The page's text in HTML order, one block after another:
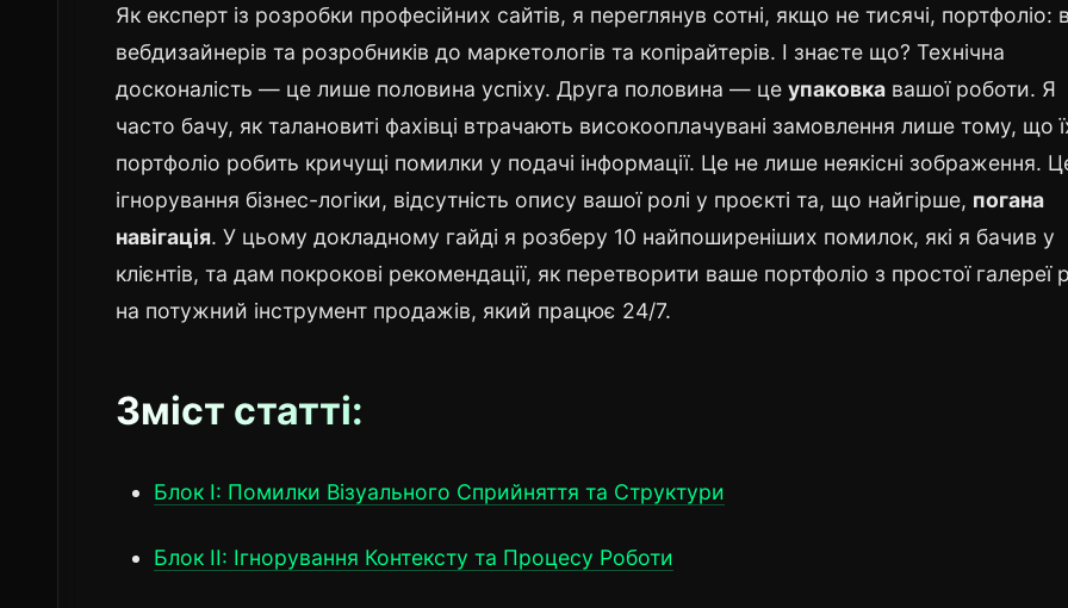
Як експерт із розробки професійних сайтів, я переглянув сотні, якщо не тисячі, портфоліо:
вебдизайнерів та розробників до маркетологів та копірайтерів. І знаєте що? Технічна
досконалість — це лише половина успіху. Друга половина — це упаковка вашої роботи. Я
часто бачу, як талановиті фахівці втрачають високооплачувані замовлення лише тому, що
портфоліо робить кричущі помилки у подачі інформації. Це не лише неякісні зображення.
ігнорування бізнес-логіки, відсутність опису вашої ролі у проєкті та, що найгірше, погана
навігація. У цьому докладному гайді я розберу 10 найпоширеніших помилок, які я бачив у
клієнтів, та дам покрокові рекомендації, як перетворити ваше портфоліо з простої галереї
на потужний інструмент продажів, який працює 24/7.
Зміст статті:
Блок I: Помилки Візуального Сприйняття та Структури
Блок II: Ігнорування Контексту та Процесу Роботи